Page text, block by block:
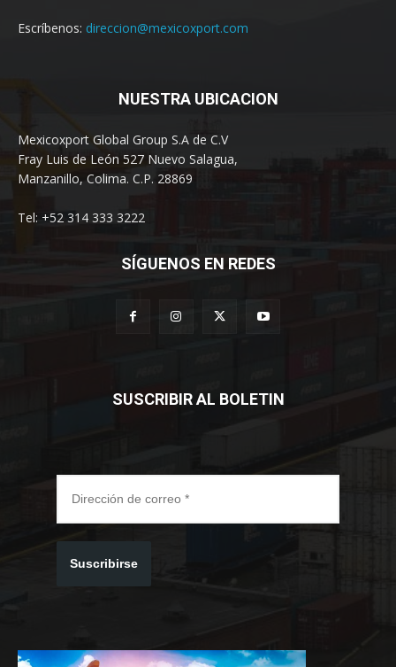
Escríbenos: direccion@mexicoxport.com
NUESTRA UBICACION
Mexicoxport Global Group S.A de C.V
Fray Luis de León 527 Nuevo Salagua,
Manzanillo, Colima. C.P. 28869
Tel: +52 314 333 3222
SÍGUENOS EN REDES
SUSCRIBIR AL BOLETIN
Suscribirse